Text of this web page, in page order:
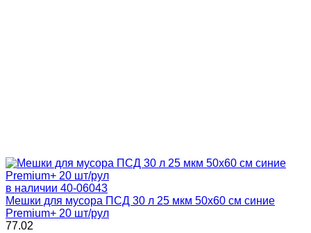
в наличии 40-06043
Мешки для мусора ПСД 30 л 25 мкм 50х60 см синие
Premium+ 20 шт/рул
77.02